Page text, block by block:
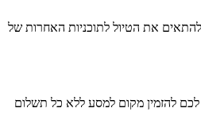
את הטיול לתוכניות האחרות של
מאוחר יותר מאפשרת לכם להזמין מקום למסע ללא כל תשלום